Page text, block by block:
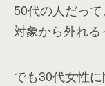
50代の人だっ
対象から外れる
でも30代女性